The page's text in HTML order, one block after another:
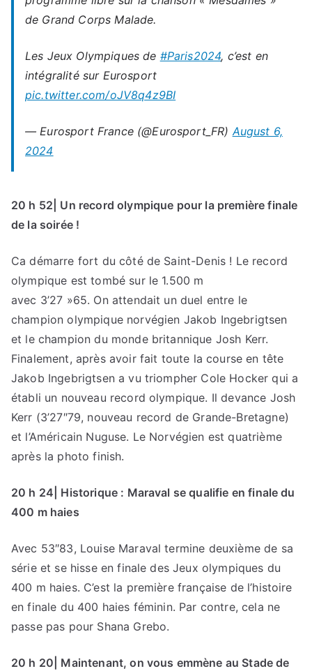
de Grand Corps Malade.
Les Jeux Olympiques de #Paris2024, c’est en
intégralité sur Eurosport
pic.twitter.com/oJV8q4z9BI
— Eurosport France (@Eurosport_FR)August 6,
2024
20 h 52| Un record olympique pour la première finale
de la soirée !
Ca démarre fort du côté de Saint-Denis ! Le record
olympique est tombé sur le 1.500 m
avec 3’27 »65. On attendait un duel entre le
champion olympique norvégien Jakob Ingebrigtsen
et le champion du monde britannique Josh Kerr.
Finalement, après avoir fait toute la course en tête
Jakob Ingebrigtsen a vu triompher Cole Hocker qui a
établi un nouveau record olympique. Il devance Josh
Kerr (3’27″79, nouveau record de Grande-Bretagne)
et l’Américain Nuguse. Le Norvégien est quatrième
après la photo finish.
20 h 24| Historique : Maraval se qualifie en finale du
400 m haies
Avec 53″83, Louise Maraval termine deuxième de sa
série et se hisse en finale des Jeux olympiques du
400 m haies. C’est la première française de l’histoire
en finale du 400 haies féminin. Par contre, cela ne
passe pas pour Shana Grebo.
20 h 20| Maintenant, on vous emmène au Stade de